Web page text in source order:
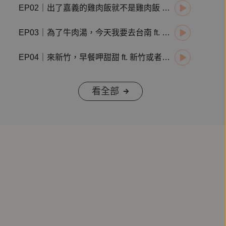
EP02｜出了嘉義的雞肉飯就不是雞肉飯 ft. 在欉紅主廚 楊豐旭
EP03｜為了牛肉湯，今天我要去台南 ft. 森/CASA 毛鈺婷
EP04｜來新竹，早餐呷甜甜 ft. 新竹或者書店 王詩鈺
看全部